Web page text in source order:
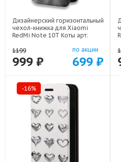
Дизайнерский горизонтальный
чехол-книжка для Xiaomi
RedMi Note 10T Коты арт:
1199
999 ₽
по акции
699 ₽
-16%